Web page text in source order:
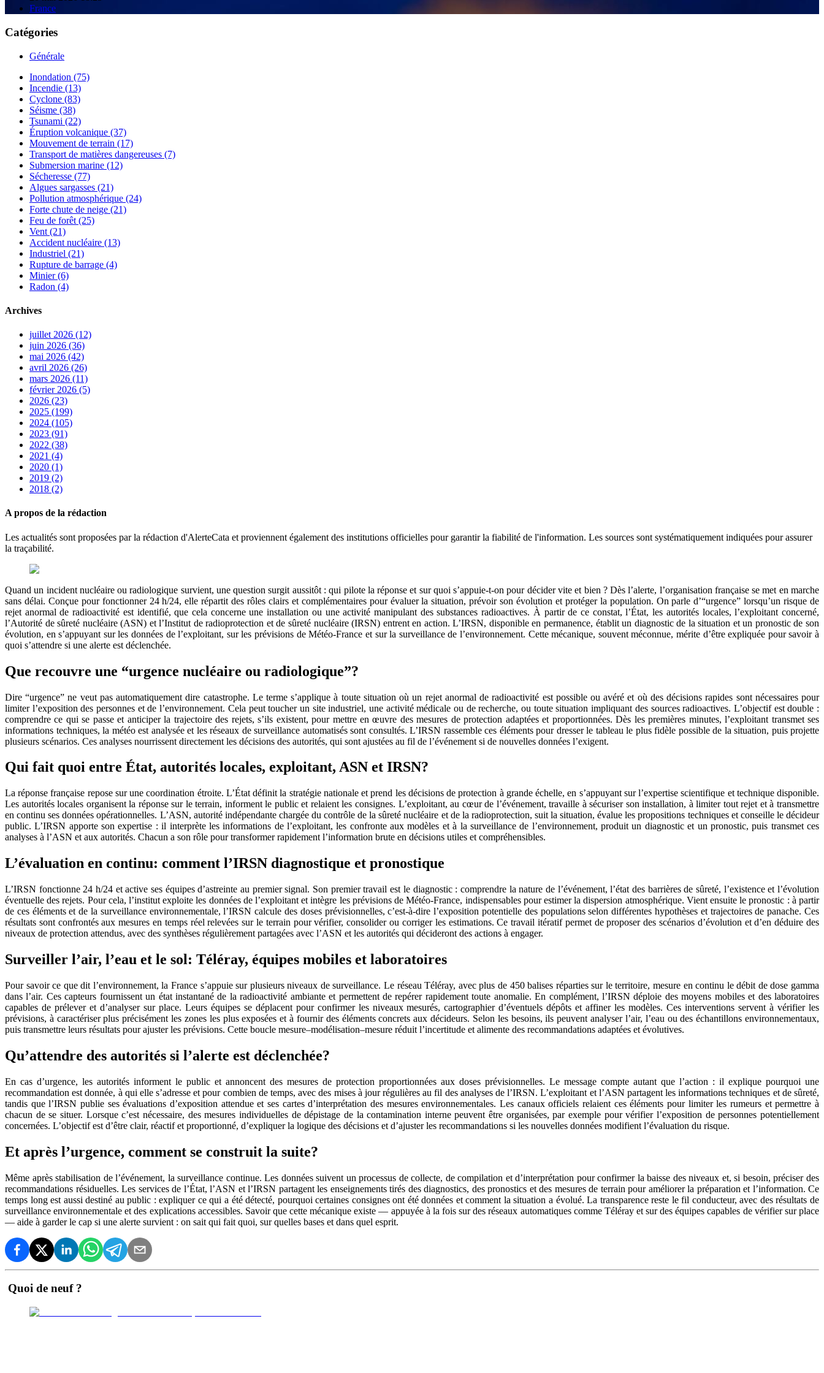
France
Catégories
Générale
Inondation (75)
Incendie (13)
Cyclone (83)
Séisme (38)
Tsunami (22)
Éruption volcanique (37)
Mouvement de terrain (17)
Transport de matières dangereuses (7)
Submersion marine (12)
Sécheresse (77)
Algues sargasses (21)
Pollution atmosphérique (24)
Forte chute de neige (21)
Feu de forêt (25)
Vent (21)
Accident nucléaire (13)
Industriel (21)
Rupture de barrage (4)
Minier (6)
Radon (4)
Archives
juillet 2026 (12)
juin 2026 (36)
mai 2026 (42)
avril 2026 (26)
mars 2026 (11)
février 2026 (5)
2026 (23)
2025 (199)
2024 (105)
2023 (91)
2022 (38)
2021 (4)
2020 (1)
2019 (2)
2018 (2)
A propos de la rédaction
Les actualités sont proposées par la rédaction d'AlerteCata et proviennent également des institutions officielles pour garantir la fiabilité de l'information. Les sources sont systématiquement indiquées pour assurer
la traçabilité.
Quand un incident nucléaire ou radiologique survient, une question surgit aussitôt : qui pilote la réponse et sur quoi s’appuie-t-on pour décider vite et bien ? Dès l’alerte, l’organisation française se met en marche
sans délai. Conçue pour fonctionner 24 h/24, elle répartit des rôles clairs et complémentaires pour évaluer la situation, prévoir son évolution et protéger la population. On parle d’“urgence” lorsqu’un risque de
rejet anormal de radioactivité est identifié, que cela concerne une installation ou une activité manipulant des substances radioactives. À partir de ce constat, l’État, les autorités locales, l’exploitant concerné,
l’Autorité de sûreté nucléaire (ASN) et l’Institut de radioprotection et de sûreté nucléaire (IRSN) entrent en action. L’IRSN, disponible en permanence, établit un diagnostic de la situation et un pronostic de son
évolution, en s’appuyant sur les données de l’exploitant, sur les prévisions de Météo‑France et sur la surveillance de l’environnement. Cette mécanique, souvent méconnue, mérite d’être expliquée pour savoir à
quoi s’attendre si une alerte est déclenchée.
Que recouvre une “urgence nucléaire ou radiologique”?
Dire “urgence” ne veut pas automatiquement dire catastrophe. Le terme s’applique à toute situation où un rejet anormal de radioactivité est possible ou avéré et où des décisions rapides sont nécessaires pour
limiter l’exposition des personnes et de l’environnement. Cela peut toucher un site industriel, une activité médicale ou de recherche, ou toute situation impliquant des sources radioactives. L’objectif est double :
comprendre ce qui se passe et anticiper la trajectoire des rejets, s’ils existent, pour mettre en œuvre des mesures de protection adaptées et proportionnées. Dès les premières minutes, l’exploitant transmet ses
informations techniques, la météo est analysée et les réseaux de surveillance automatisés sont consultés. L’IRSN rassemble ces éléments pour dresser le tableau le plus fidèle possible de la situation, puis projette
plusieurs scénarios. Ces analyses nourrissent directement les décisions des autorités, qui sont ajustées au fil de l’événement si de nouvelles données l’exigent.
Qui fait quoi entre État, autorités locales, exploitant, ASN et IRSN?
La réponse française repose sur une coordination étroite. L’État définit la stratégie nationale et prend les décisions de protection à grande échelle, en s’appuyant sur l’expertise scientifique et technique disponible.
Les autorités locales organisent la réponse sur le terrain, informent le public et relaient les consignes. L’exploitant, au cœur de l’événement, travaille à sécuriser son installation, à limiter tout rejet et à transmettre
en continu ses données opérationnelles. L’ASN, autorité indépendante chargée du contrôle de la sûreté nucléaire et de la radioprotection, suit la situation, évalue les propositions techniques et conseille le décideur
public. L’IRSN apporte son expertise : il interprète les informations de l’exploitant, les confronte aux modèles et à la surveillance de l’environnement, produit un diagnostic et un pronostic, puis transmet ces
analyses à l’ASN et aux autorités. Chacun a son rôle pour transformer rapidement l’information brute en décisions utiles et compréhensibles.
L’évaluation en continu: comment l’IRSN diagnostique et pronostique
L’IRSN fonctionne 24 h/24 et active ses équipes d’astreinte au premier signal. Son premier travail est le diagnostic : comprendre la nature de l’événement, l’état des barrières de sûreté, l’existence et l’évolution
éventuelle des rejets. Pour cela, l’institut exploite les données de l’exploitant et intègre les prévisions de Météo‑France, indispensables pour estimer la dispersion atmosphérique. Vient ensuite le pronostic : à partir
de ces éléments et de la surveillance environnementale, l’IRSN calcule des doses prévisionnelles, c’est‑à‑dire l’exposition potentielle des populations selon différentes hypothèses et trajectoires de panache. Ces
résultats sont confrontés aux mesures en temps réel relevées sur le terrain pour vérifier, consolider ou corriger les estimations. Ce travail itératif permet de proposer des scénarios d’évolution et d’en déduire des
niveaux de protection attendus, avec des synthèses régulièrement partagées avec l’ASN et les autorités qui décideront des actions à engager.
Surveiller l’air, l’eau et le sol: Téléray, équipes mobiles et laboratoires
Pour savoir ce que dit l’environnement, la France s’appuie sur plusieurs niveaux de surveillance. Le réseau Téléray, avec plus de 450 balises réparties sur le territoire, mesure en continu le débit de dose gamma
dans l’air. Ces capteurs fournissent un état instantané de la radioactivité ambiante et permettent de repérer rapidement toute anomalie. En complément, l’IRSN déploie des moyens mobiles et des laboratoires
capables de prélever et d’analyser sur place. Leurs équipes se déplacent pour confirmer les niveaux mesurés, cartographier d’éventuels dépôts et affiner les modèles. Ces interventions servent à vérifier les
prévisions, à caractériser plus précisément les zones les plus exposées et à fournir des éléments concrets aux décideurs. Selon les besoins, ils peuvent analyser l’air, l’eau ou des échantillons environnementaux,
puis transmettre leurs résultats pour ajuster les prévisions. Cette boucle mesure–modélisation–mesure réduit l’incertitude et alimente des recommandations adaptées et évolutives.
Qu’attendre des autorités si l’alerte est déclenchée?
En cas d’urgence, les autorités informent le public et annoncent des mesures de protection proportionnées aux doses prévisionnelles. Le message compte autant que l’action : il explique pourquoi une
recommandation est donnée, à qui elle s’adresse et pour combien de temps, avec des mises à jour régulières au fil des analyses de l’IRSN. L’exploitant et l’ASN partagent les informations techniques et de sûreté,
tandis que l’IRSN publie ses évaluations d’exposition attendue et ses cartes d’interprétation des mesures environnementales. Les canaux officiels relaient ces éléments pour limiter les rumeurs et permettre à
chacun de se situer. Lorsque c’est nécessaire, des mesures individuelles de dépistage de la contamination interne peuvent être organisées, par exemple pour vérifier l’exposition de personnes potentiellement
concernées. L’objectif est d’être clair, réactif et proportionné, d’expliquer la logique des décisions et d’ajuster les recommandations si les nouvelles données modifient l’évaluation du risque.
Et après l’urgence, comment se construit la suite?
Même après stabilisation de l’événement, la surveillance continue. Les données suivent un processus de collecte, de compilation et d’interprétation pour confirmer la baisse des niveaux et, si besoin, préciser des
recommandations résiduelles. Les services de l’État, l’ASN et l’IRSN partagent les enseignements tirés des diagnostics, des pronostics et des mesures de terrain pour améliorer la préparation et l’information. Ce
temps long est aussi destiné au public : expliquer ce qui a été détecté, pourquoi certaines consignes ont été données et comment la situation a évolué. La transparence reste le fil conducteur, avec des résultats de
surveillance environnementale et des explications accessibles. Savoir que cette mécanique existe — appuyée à la fois sur des réseaux automatiques comme Téléray et sur des équipes capables de vérifier sur place
— aide à garder le cap si une alerte survient : on sait qui fait quoi, sur quelles bases et dans quel esprit.
Quoi de neuf ?